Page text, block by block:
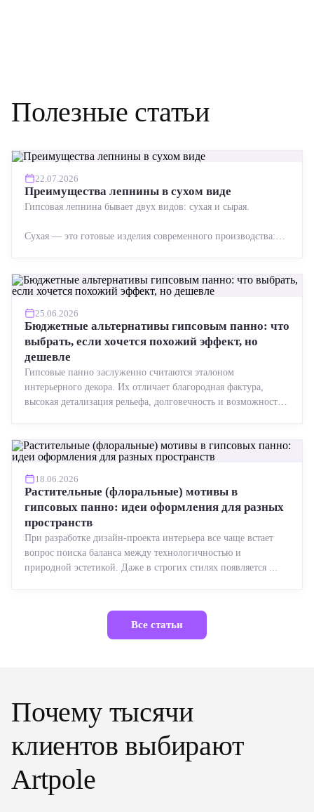
Полезные статьи
22.07.2026
Преимущества лепнины в сухом виде
Гипсовая лепнина бывает двух видов: сухая и сырая.
Сухая — это готовые изделия современного производства:
25.06.2026
Бюджетные альтернативы гипсовым панно: что
выбрать, если хочется похожий эффект, но
дешевле
Гипсовые панно заслуженно считаются эталоном
интерьерного декора. Их отличает благородная фактура,
высокая детализация рельефа, долговечность и возможность
18.06.2026
Растительные (флоральные) мотивы в
гипсовых панно: идеи оформления для разных
пространств
При разработке дизайн-проекта интерьера все чаще встает
вопрос поиска баланса между технологичностью и
природной эстетикой. Даже в строгих стилях появляется ...
Все статьи
Почему тысячи
клиентов выбирают
Artpole